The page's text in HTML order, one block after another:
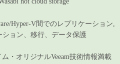
Hyper-V間でのレプリケーション,
ョン、移行、データ保護
ム・オリジナルVeeam技術情報満載